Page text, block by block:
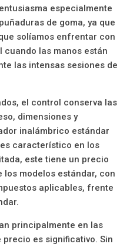
especialmente
de goma, ya que
solíamos enfrentar con
cuando las manos están
las intensas sesiones de
el control conserva las
dimensiones y
inalámbrico estándar
característico en los
este tiene un precio
los modelos estándar, con
aplicables, frente
principalmente en las
es significativo. Sin